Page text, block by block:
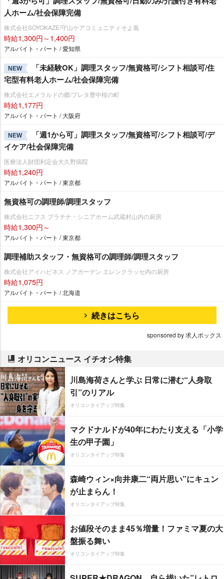
人ホーム/社会保障完備
株式会社SOYOKAZE/守山ケアコミュニティそよ風
時給1,300円～1,400円
アルバイト・パート / 愛知県
NEW
「未経験OK」調理スタッフ/無資格可/シフト相談可/住
宅型有料老人ホーム/社会保障完備
株式会社エメラルドの郷/プレタ豊中桜の町
時給1,177円
アルバイト・パート / 大阪府
NEW
「週1から可」調理スタッフ/無資格可/シフト相談可/デ
イケア/社会保障完備
医療法人財団利定会大久野病院
時給1,240円
アルバイト・パート / 東京都
無資格可の調理師/調理スタッフ
株式会社ニフス プラチナ・シニアホーム武蔵村山内の厨房
時給1,300円～
アルバイト・パート / 東京都
調理補助スタッフ・無資格可の調理師/調理スタッフ
株式会社アイハピネス ノアガーデン エレンクラッセ内の厨房
時給1,075円
アルバイト・パート / 北海道
続きはこちら
sponsored by 求人ボックス
オリコンニュース イチオシ特集
川島海荷さんと学ぶ 日常に潜む“人身取
引”のリアル
オリコンタイアップ特集
マクドナルドが40年にわたり支える「小学
生の甲子園」
オリコンタイアップ特集
森崎ウィン×向井康二“両片思い”にキュン
が止まらん！
オリコンタイアップ特集
お値段そのまま45％増量！ファミマ夏の大
盤振る舞い
オリコンタイアップ特集